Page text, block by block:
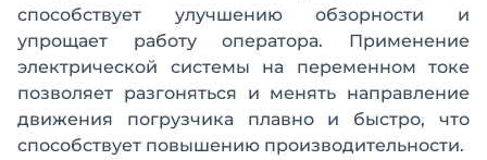
способствует улучшению обзорности и
упрощает работу оператора. Применение
электрической системы на переменном токе
позволяет разгоняться и менять направление
движения погрузчика плавно и быстро, что
способствует повышению производительности.